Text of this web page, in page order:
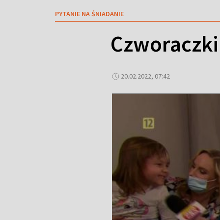
PYTANIE NA ŚNIADANIE
20.02.2022, 07:42